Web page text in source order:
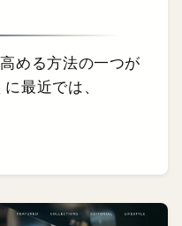
める方法の一つが
最近では、